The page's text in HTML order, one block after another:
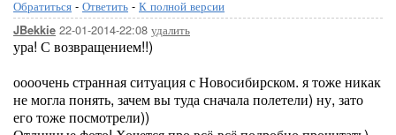
Обратиться - Ответить - К полной версии
JBekkie 22-01-2014-22:08 удалить
ура! С возвращением!!)
оооочень странная ситуация с Новосибирском. я тоже никак
не могла понять, зачем вы туда сначала полетели) ну, зато
его тоже посмотрели))